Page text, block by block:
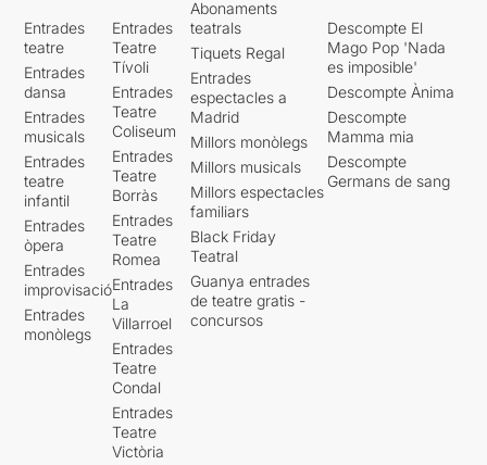
Entrades
teatre
Entrades
dansa
Entrades
musicals
Entrades
teatre
infantil
Entrades
òpera
Entrades
improvisació
Entrades
monòlegs
Entrades
Teatre
Tívoli
Entrades
Teatre
Coliseum
Entrades
Teatre
Borràs
Entrades
Teatre
Romea
Entrades
La
Villarroel
Entrades
Teatre
Condal
Entrades
Teatre
Victòria
Abonaments
teatrals
Tiquets Regal
Entrades
espectacles a
Madrid
Millors monòlegs
Millors musicals
Millors espectacles
familiars
Black Friday
Teatral
Guanya entrades
de teatre gratis -
concursos
Descompte El
Mago Pop 'Nada
es imposible'
Descompte Ànima
Descompte
Mamma mia
Descompte
Germans de sang